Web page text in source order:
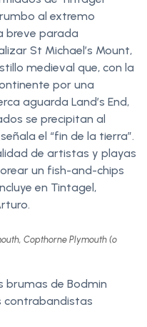
al extremo
breve parada
St Michael’s Mount,
medieval que, con la
por una
aguarda Land’s End,
se precipitan al
el “fin de la tierra”.
de artistas y playas
un fish-and-chips
en Tintagel,
Copthorne Plymouth (o
brumas de Bodmin
contrabandistas